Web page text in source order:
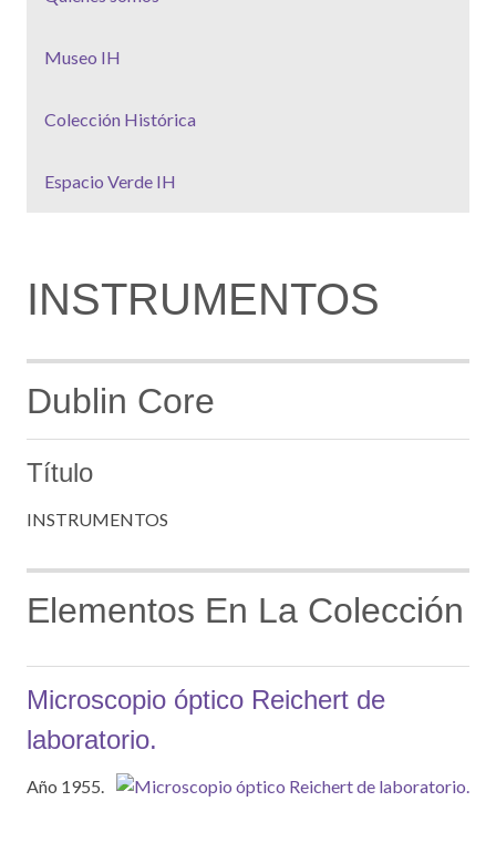
Museo IH
Colección Histórica
Espacio Verde IH
INSTRUMENTOS
Dublin Core
Título
INSTRUMENTOS
Elementos En La Colección
Microscopio óptico Reichert de
laboratorio.
Año 1955.